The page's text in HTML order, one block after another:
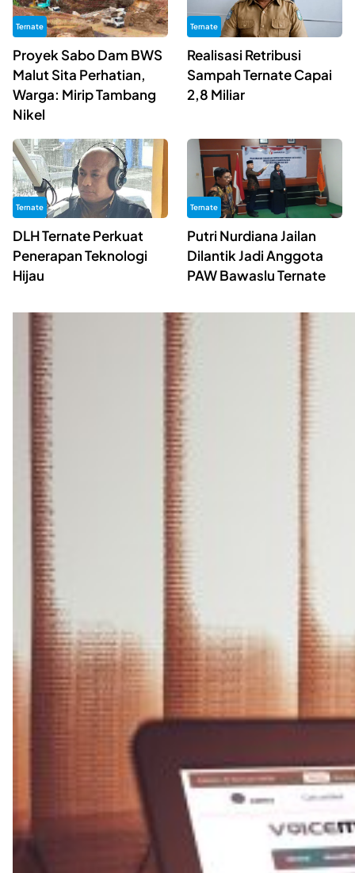
Ternate
Proyek Sabo Dam BWS
Malut Sita Perhatian,
Warga: Mirip Tambang
Nikel
Ternate
Realisasi Retribusi
Sampah Ternate Capai
2,8 Miliar
Ternate
DLH Ternate Perkuat
Penerapan Teknologi
Hijau
Ternate
Putri Nurdiana Jailan
Dilantik Jadi Anggota
PAW Bawaslu Ternate